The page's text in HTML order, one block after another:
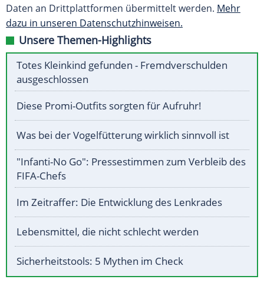
Daten an Drittplattformen übermittelt werden. Mehr
dazu in unseren Datenschutzhinweisen.
Unsere Themen-Highlights
Totes Kleinkind gefunden - Fremdverschulden
ausgeschlossen
Diese Promi-Outfits sorgten für Aufruhr!
Was bei der Vogelfütterung wirklich sinnvoll ist
"Infanti-No Go": Pressestimmen zum Verbleib des
FIFA-Chefs
Im Zeitraffer: Die Entwicklung des Lenkrades
Lebensmittel, die nicht schlecht werden
Sicherheitstools: 5 Mythen im Check